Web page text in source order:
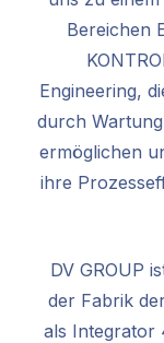
Bereichen
Engineering,
durch
ermöglichen
ihre
DV GROUP
der Fabrik
als Integrator